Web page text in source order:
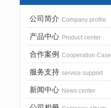
公司简介 Company profile
产品中心 Product center
合作案例 Cooperation Case
服务支持 service support
新闻中心 News center